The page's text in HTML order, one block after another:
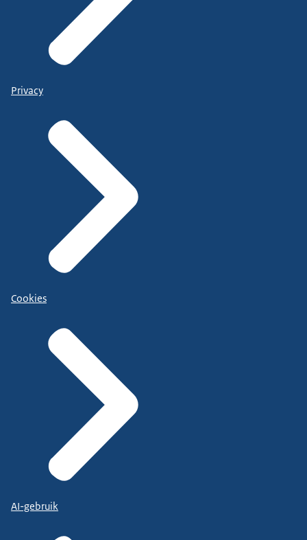
Privacy
Cookies
AI-gebruik